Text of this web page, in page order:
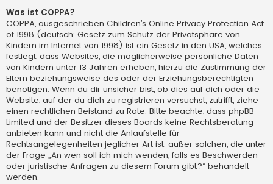
Was ist COPPA?
COPPA, ausgeschrieben Children’s Online Privacy Protection Act
of 1998 (deutsch: Gesetz zum Schutz der Privatsphäre von
Kindern im Internet von 1998) ist ein Gesetz in den USA, welches
festlegt, dass Websites, die möglicherweise persönliche Daten
von Kindern unter 13 Jahren erheben, hierzu die Zustimmung der
Eltern beziehungsweise des oder der Erziehungsberechtigten
benötigen. Wenn du dir unsicher bist, ob dies auf dich oder die
Website, auf der du dich zu registrieren versuchst, zutrifft, ziehe
einen rechtlichen Beistand zu Rate. Bitte beachte, dass phpBB
Limited und der Besitzer dieses Boards keine Rechtsberatung
anbieten kann und nicht die Anlaufstelle für
Rechtsangelegenheiten jeglicher Art ist; außer solchen, die unter
der Frage „An wen soll ich mich wenden, falls es Beschwerden
oder juristische Anfragen zu diesem Forum gibt?“ behandelt
werden.